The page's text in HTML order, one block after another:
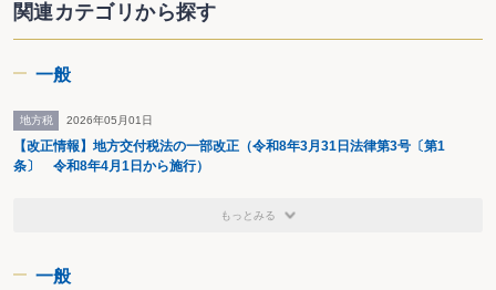
関連カテゴリから探す
一般
地方税 2026年05月01日
【改正情報】地方交付税法の一部改正（令和8年3月31日法律第3号〔第1
条〕 令和8年4月1日から施行）
もっとみる
一般